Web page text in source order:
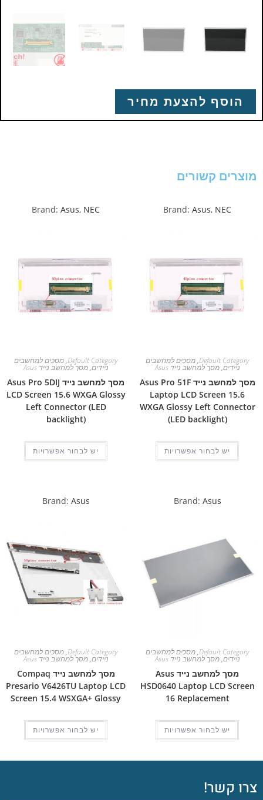
הוסף להצעת מחיר
מוצרים קשורים
Brand: Asus, NEC
Default Category
,מסכים למחשבים
ניידים,מסך למחשב נייד Asus
מסך למחשב נייד Asus Pro 51F
Laptop LCD Screen 15.6
WXGA Glossy Left Connector
(LED backlight)
יש לבחור אפשרויות
Brand: Asus, NEC
Default Category
,מסכים למחשבים
ניידים,מסך למחשב נייד Asus
מסך למחשב נייד Asus Pro 5DIJ
LCD Screen 15.6 WXGA Glossy
Left Connector (LED
backlight)
יש לבחור אפשרויות
Brand: Asus
Default Category
,מסכים למחשבים
ניידים,מסך למחשב נייד Asus
מסך למחשב נייד Asus
HSD0640 Laptop LCD Screen
16 Replacement
יש לבחור אפשרויות
Brand: Asus
Default Category
,מסכים למחשבים
ניידים,מסך למחשב נייד Asus
מסך למחשב נייד Compaq
Presario V6426TU Laptop LCD
Screen 15.4 WSXGA+ Glossy
יש לבחור אפשרויות
צרו קשר!